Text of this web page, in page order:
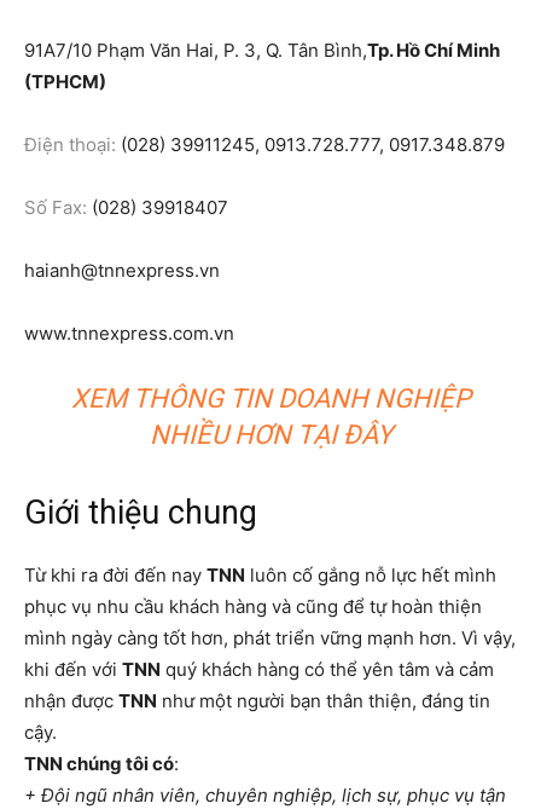
91A7/10 Phạm Văn Hai, P. 3, Q. Tân Bình,Tp. Hồ Chí Minh
(TPHCM)
Điện thoại: (028) 39911245, 0913.728.777, 0917.348.879
Số Fax: (028) 39918407
haianh@tnnexpress.vn
www.tnnexpress.com.vn
XEM THÔNG TIN DOANH NGHIỆP
NHIỀU HƠN TẠI ĐÂY
Giới thiệu chung
Từ khi ra đời đến nay TNN luôn cố gắng nỗ lực hết mình
phục vụ nhu cầu khách hàng và cũng để tự hoàn thiện
mình ngày càng tốt hơn, phát triển vững mạnh hơn. Vì vậy,
khi đến với TNN quý khách hàng có thể yên tâm và cảm
nhận được TNN như một người bạn thân thiện, đáng tin
cậy.
TNN chúng tôi có:
+ Đội ngũ nhân viên, chuyên nghiệp, lịch sự, phục vụ tận